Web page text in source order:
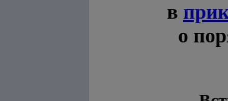
в
о